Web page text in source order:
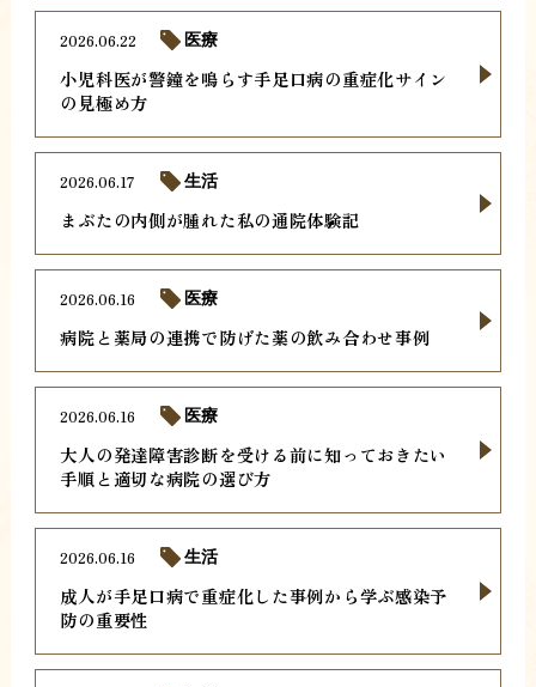
小児科医が警鐘を鳴らす手足口病の重症化サイン
の見極め方
2026.06.22 医療
まぶたの内側が腫れた私の通院体験記
2026.06.17 生活
病院と薬局の連携で防げた薬の飲み合わせ事例
2026.06.16 医療
大人の発達障害診断を受ける前に知っておきたい
手順と適切な病院の選び方
2026.06.16 医療
成人が手足口病で重症化した事例から学ぶ感染予
防の重要性
2026.06.16 生活